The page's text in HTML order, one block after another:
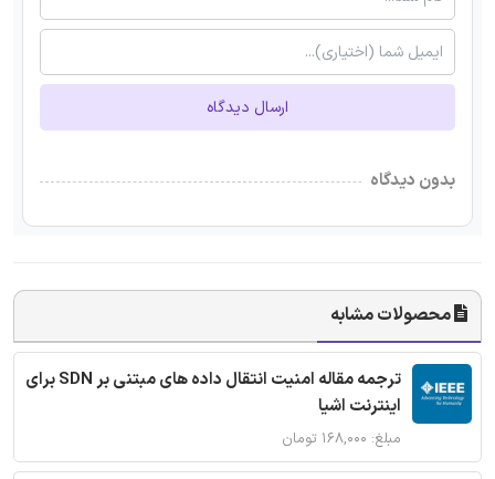
ارسال دیدگاه
بدون دیدگاه
محصولات مشابه
ترجمه مقاله امنیت انتقال داده های مبتنی بر SDN برای
اینترنت اشیا
مبلغ: ۱۶۸,۰۰۰ تومان